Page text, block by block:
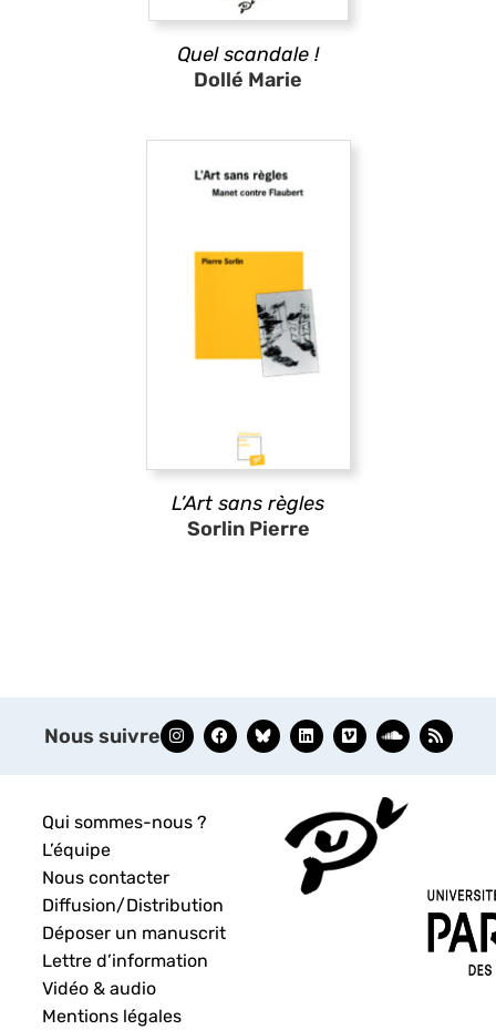
Quel scandale !
Dollé Marie
L’Art sans règles
Sorlin Pierre
Nous suivre
Qui sommes-nous ?
L’équipe
Nous contacter
Diffusion/Distribution
Déposer un manuscrit
Lettre d’information
Vidéo & audio
Mentions légales